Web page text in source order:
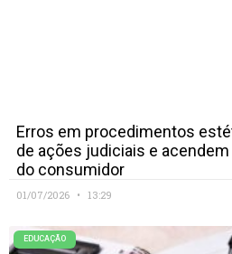
Erros em procedimentos
de ações judiciais e
do consumidor
01/07/2026 13:29
EDUCAÇÃO